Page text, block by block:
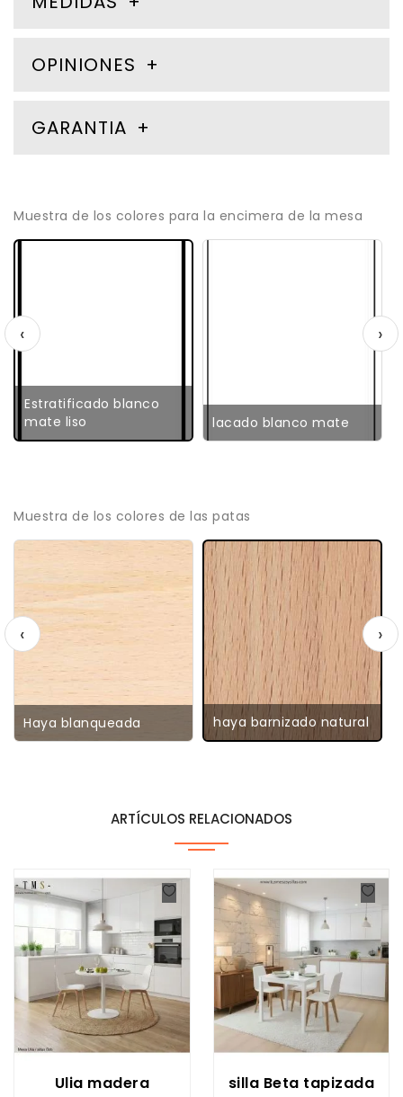
OPINIONES
GARANTIA
Muestra de los colores para la encimera de la mesa
Estratificado blanco
mate liso
lacado blanco mate
‹ ›
Muestra de los colores de las patas
Haya blanqueada haya barnizado natural
‹ ›
ARTÍCULOS RELACIONADOS
Ulia madera silla Beta tapizada